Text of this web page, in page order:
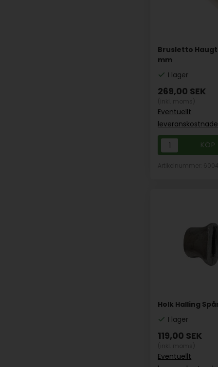
Brusletto
mm
I lager
269,00 SEK
Eventuellt
Holk Halling
I lager
119,00 SEK
Eventuellt